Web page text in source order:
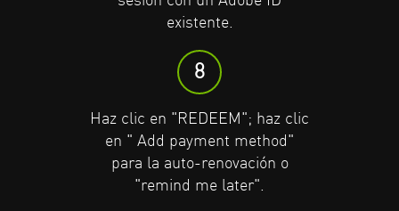
existente.
8
Haz clic en "REDEEM"; haz clic
en " Add payment method"
para la auto-renovación o
"remind me later".
para la renovación automática
o "recuérdame más tarde"..
9
Haz clic en "Empezar" para
descargar.
10
para la renovación automática
o "recuérdame más tarde"..
9
Haz clic en "Empezar" para
descargar.
10